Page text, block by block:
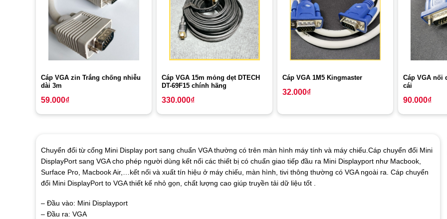
Cáp VGA zin Trắng chống nhiễu
dài 3m
59.000₫
Cáp VGA 15m mỏng dẹt DTECH
DT-69F15 chính hãng
330.000₫
Cáp VGA 1M5 Kingmaster
32.000₫
Cáp VGA nối
cái
90.000₫
Chuyển đổi từ cổng Mini Display port sang chuẩn VGA thường có trên màn hình máy tính và máy chiếu.Cáp chuyển đổi Mini
DisplayPort sang VGA cho phép người dùng kết nối các thiết bị có chuẩn giao tiếp đầu ra Mini Displayport như Macbook,
Surface Pro, Macbook Air,…kết nối và xuất tín hiệu ở máy chiếu, màn hình, tivi thông thường có VGA ngoài ra. Cáp chuyển
đổi Mini DisplayPort to VGA thiết kế nhỏ gọn, chất lượng cao giúp truyền tải dữ liệu tốt .
– Đầu vào: Mini Displayport
– Đầu ra: VGA